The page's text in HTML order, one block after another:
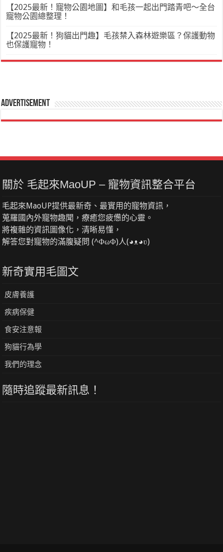
【2025最新！寵物公園地圖】和毛孩一起出門踏青吧～全台
寵物公園總整理！
【2025最新！狗貓出門趣】毛孩禁入森林遊樂區？保護動物
也保護寵物！
Advertisement
關於 毛起來MaoUP – 寵物資訊整合平台
毛起來MaoUP提供最新奇、最實用的寵物資訊，
蒐羅國內外寵物趣聞，療癒您疲憊的心靈。
將複雜的資訊圖像化，清晰易懂，
解答您對寵物的滿腹疑問 (^ΦωΦ)人(◕ᴥ◕ʋ)
新奇實用毛圖文
皮膚養護
疾病保健
食安注意報
狗貓行為學
我們的理念
隨時追蹤最新訊息！